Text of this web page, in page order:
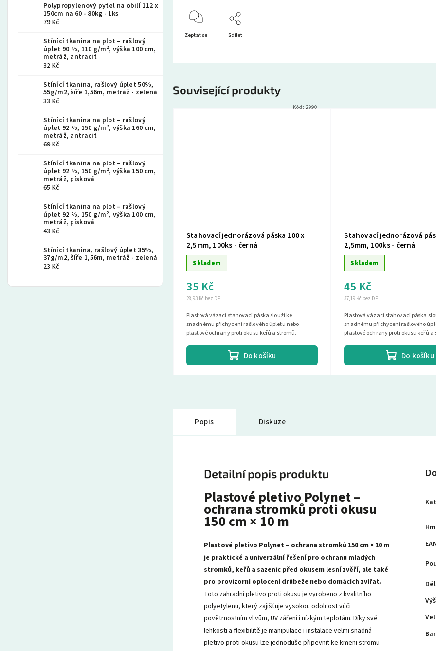
Polypropylenový pytel na obilí 112 x
150cm na 60 - 80kg - 1ks
79 Kč
Stínící tkanina na plot – rašlový
úplet 90 %, 110 g/m², výška 100 cm,
metráž, antracit
32 Kč
Stínící tkanina, rašlový úplet 50%,
55g/m2, šíře 1,56m, metráž - zelená
33 Kč
Stínící tkanina na plot – rašlový
úplet 92 %, 150 g/m², výška 160 cm,
metráž, antracit
69 Kč
Stínící tkanina na plot – rašlový
úplet 92 %, 150 g/m², výška 150 cm,
metráž, písková
65 Kč
Stínící tkanina na plot – rašlový
úplet 92 %, 150 g/m², výška 100 cm,
metráž, písková
43 Kč
Stínící tkanina, rašlový úplet 35%,
37g/m2, šíře 1,56m, metráž - zelená
23 Kč
Zeptat se Sdílet
Související produkty
Stahovací jednorázová páska 100 x
2,5mm, 100ks - černá
Skladem
28,93 Kč bez DPH
35 Kč
Do košíku
Plastová vázací stahovací páska slouží ke
snadnému přichycení rašlového úpletu nebo
plastové ochrany proti okusu keřů a stromů.
Kód:2990
Stahovací jednorázová
2,5mm, 100ks - černá
Skladem
37,19 Kč bez DPH
45 Kč
Do košíku
Plastová vázací stahovací páska
snadnému přichycení rašlového
plastové ochrany proti okusu keřů a
Popis Diskuze
Detailní popis produktu
Plastové pletivo Polynet –
ochrana stromků proti okusu
150 cm × 10 m
Plastové pletivo Polynet – ochrana stromků 150 cm × 10 m
je praktické a univerzální řešení pro ochranu mladých
stromků, keřů a sazenic před okusem lesní zvěří, ale také
pro provizorní oplocení drůbeže nebo domácích zvířat.
Toto zahradní pletivo proti okusu je vyrobeno z kvalitního
polyetylenu, který zajišťuje vysokou odolnost vůči
povětrnostním vlivům, UV záření i nízkým teplotám. Díky své
lehkosti a flexibilitě je manipulace i instalace velmi snadná –
pletivo proti okusu lze jednoduše připevnit ke kmeni stromu
EAN